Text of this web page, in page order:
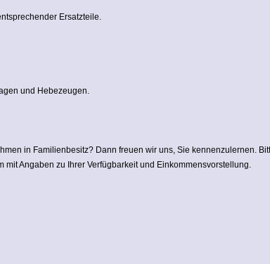
Ersatzteile.
und Hebezeugen.
in Familienbesitz? Dann freuen wir uns, Sie kennenzulernen.
Angaben zu Ihrer Verfügbarkeit und Einkommensvorstellung.